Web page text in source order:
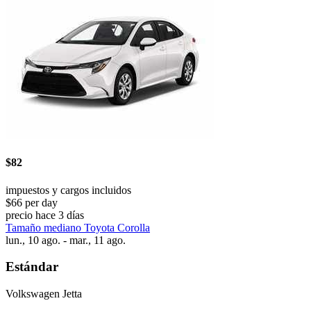
$82
impuestos y cargos incluidos
$66 per day
precio hace 3 días
Tamaño mediano Toyota Corolla
lun., 10 ago. - mar., 11 ago.
Estándar
Volkswagen Jetta